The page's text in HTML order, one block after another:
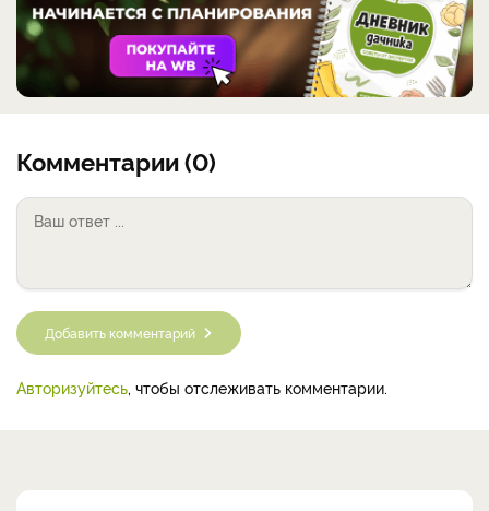
Комментарии (0)
Добавить комментарий
Авторизуйтесь , чтобы отслеживать комментарии.